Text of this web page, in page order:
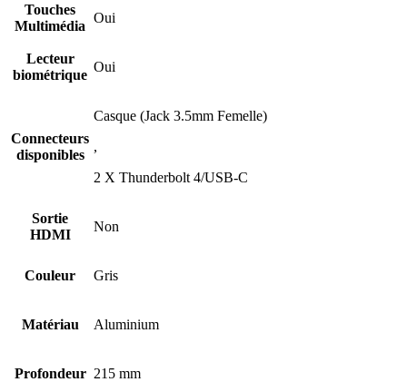
Touches
Multimédia
Oui
Lecteur
biométrique
Oui
Connecteurs
disponibles
Casque (Jack 3.5mm Femelle)
,
2 X Thunderbolt 4/USB-C
Sortie
HDMI
Non
Couleur Gris
Matériau Aluminium
Profondeur 215 mm